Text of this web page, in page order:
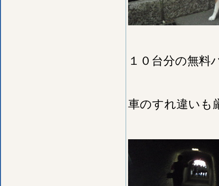
１０台分の無料
車のすれ違いも